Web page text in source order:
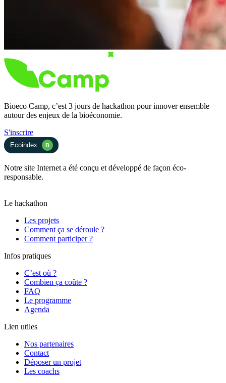
Bioeco Camp, c’est 3 jours de hackathon pour innover ensemble
autour des enjeux de la bioéconomie.
S'inscrire
Ecoindex B
Notre site Internet a été conçu et développé de façon éco-
responsable.
Le hackathon
Les projets
Comment ça se déroule ?
Comment participer ?
Infos pratiques
C’est où ?
Combien ça coûte ?
FAQ
Le programme
Agenda
Lien utiles
Nos partenaires
Contact
Déposer un projet
Les coachs